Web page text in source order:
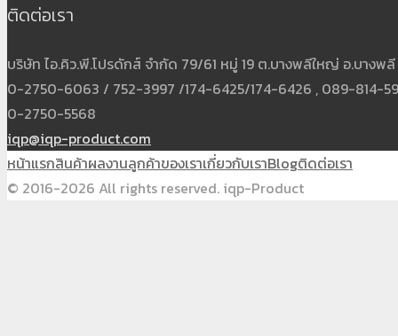
ติดต่อเรา
บริษัท ไอ.คิว.พี.โปรดักส์ จำกัด 79/61 หมู่ 19 ต.บางพลีใหญ่ อ.บางพ
0-2750-6063 / 752-3997 /174-6425/174-6426 , 089-814-
0-2750-5568
iqp@iqp-product.com
หน้าแรกสินค้าผลงานลูกค้าของเราเกี่ยวกับเราBlogติดต่อเรา
© 2016-2026 All rights reserved. iqp-Product